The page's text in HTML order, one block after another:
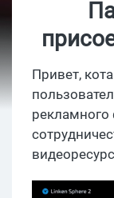
Привет,
рекламного